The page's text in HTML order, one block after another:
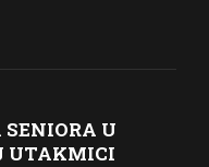
SENIORA U
UTAKMICI